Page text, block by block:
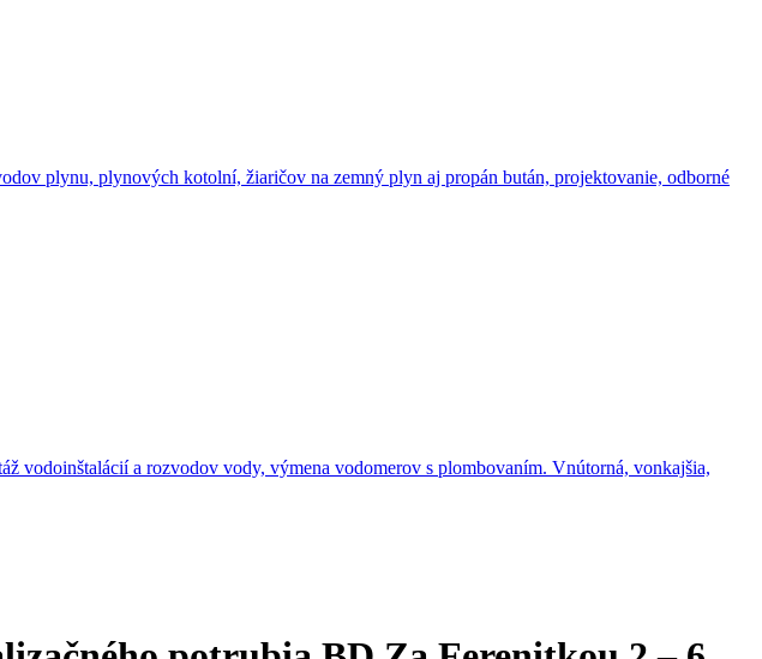
plynu, plynových kotolní, žiaričov na zemný plyn aj propán bután, projektovanie, odborné
vodoinštalácií a rozvodov vody, výmena vodomerov s plombovaním. Vnútorná, vonkajšia,